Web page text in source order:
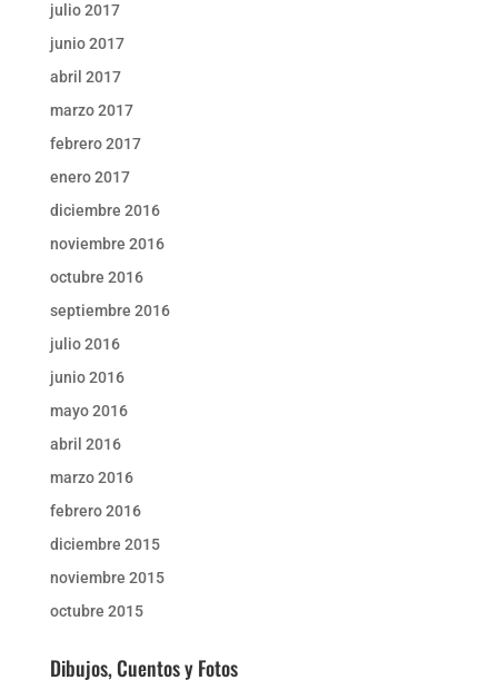
julio 2017
junio 2017
abril 2017
marzo 2017
febrero 2017
enero 2017
diciembre 2016
noviembre 2016
octubre 2016
septiembre 2016
julio 2016
junio 2016
mayo 2016
abril 2016
marzo 2016
febrero 2016
diciembre 2015
noviembre 2015
octubre 2015
Dibujos, Cuentos y Fotos